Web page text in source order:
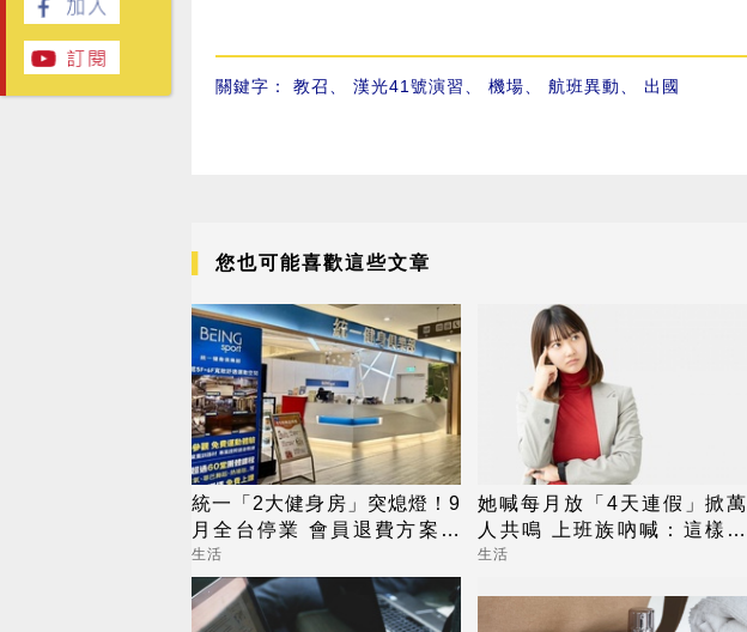
關鍵字： 教召、 漢光41號演習、 機場、 航班異動、 出國
您也可能喜歡這些文章
統一「2大健身房」突熄燈！9
月全台停業 會員退費方案一
次看
生活
她喊每月放「4天連假」掀萬
人共鳴 上班族吶喊：這樣才
活得像人
生活